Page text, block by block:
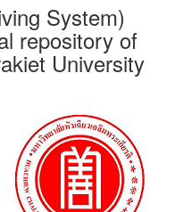
System)
repository of
University